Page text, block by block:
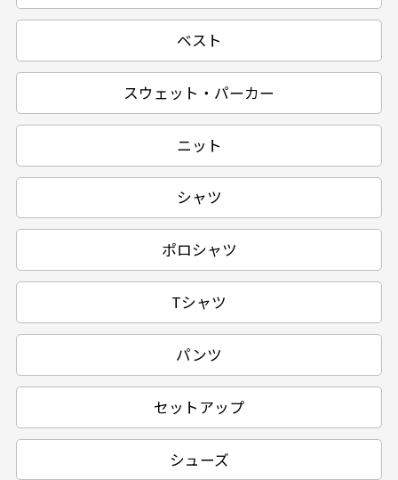
ベスト
スウェット・パーカー
ニット
シャツ
ポロシャツ
Tシャツ
パンツ
セットアップ
シューズ